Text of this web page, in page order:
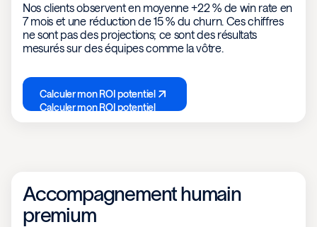
Nos clients observent en moyenne +22 % de win rate en
7 mois et une réduction de 15 % du churn. Ces chiffres
ne sont pas des projections; ce sont des résultats
mesurés sur des équipes comme la vôtre.
Calculer mon ROI potentiel
Calculer mon ROI potentiel
Accompagnement humain
premium